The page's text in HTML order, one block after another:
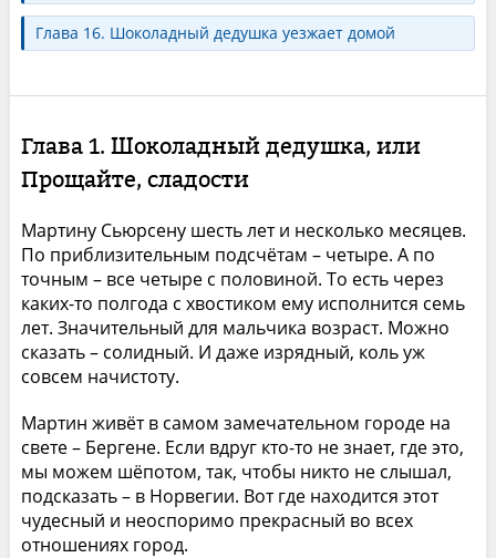
Глава 16. Шоколадный дедушка уезжает домой
Глава 1. Шоколадный дедушка, или
Прощайте, сладости
Мартину Сьюрсену шесть лет и несколько месяцев.
По приблизительным подсчётам – четыре. А по
точным – все четыре с половиной. То есть через
каких-то полгода с хвостиком ему исполнится семь
лет. Значительный для мальчика возраст. Можно
сказать – солидный. И даже изрядный, коль уж
совсем начистоту.
Мартин живёт в самом замечательном городе на
свете – Бергене. Если вдруг кто-то не знает, где это,
мы можем шёпотом, так, чтобы никто не слышал,
подсказать – в Норвегии. Вот где находится этот
чудесный и неоспоримо прекрасный во всех
отношениях город.